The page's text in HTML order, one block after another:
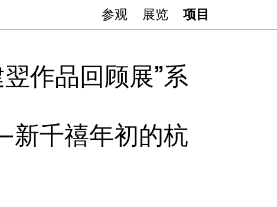
参观 展览 项目
作品回顾展”系
千禧年初的杭